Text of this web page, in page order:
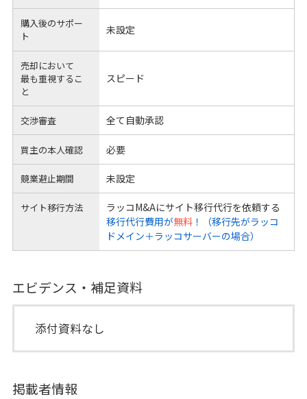
購入後のサポー
ト
未設定
売却において
最も重視するこ
と
スピード
交渉審査 全て自動承認
買主の本人確認 必要
競業避止期間 未設定
サイト移行方法
ラッコM&Aにサイト移行代行を依頼する
移行代行費用が無料！（移行先がラッコ
ドメイン＋ラッコサーバーの場合）
エビデンス・補足資料
添付資料なし
掲載者情報